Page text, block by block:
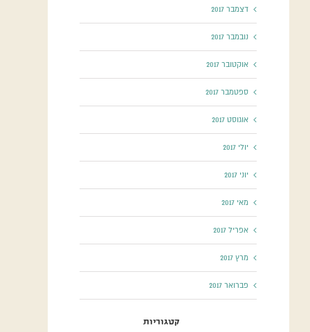
דצמבר 2017
נובמבר 2017
אוקטובר 2017
ספטמבר 2017
אוגוסט 2017
יולי 2017
יוני 2017
מאי 2017
אפריל 2017
מרץ 2017
פברואר 2017
קטגוריות